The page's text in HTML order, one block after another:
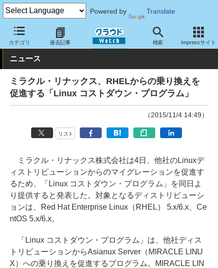
Powered by Translate
カテゴリ 過去記事 検索 Impressサイト
クラウド Watch サービス・ソフト サービス その他
ニュース
ミラクル・リナックス、RHELからの乗り換えを
促進する「Linux コストダウン・プログラム」
（2015/11/4 14:49）
リスト
ミラクル・リナックス株式会社は4日、他社のLinuxデ
ィストリビューションからのマイグレーションを促進す
るため、「Linux コストダウン・プログラム」を同日よ
り提供すると発表した。対象となるディストリビューシ
ョンは、Red Hat Enterprise Linux（RHEL） 5.x/6.x、Ce
ntOS 5.x/6.x。
「Linux コストダウン・プログラム」は、他社ディス
トリビューションからAsianux Server（MIRACLE LINU
X）への乗り換えを促進するプログラム。MIRACLE LIN